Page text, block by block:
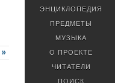
ЭНЦИКЛОПЕДИЯ
ПРЕДМЕТЫ
МУЗЫКА
О ПРОЕКТЕ
ЧИТАТЕЛИ
ПОИСК